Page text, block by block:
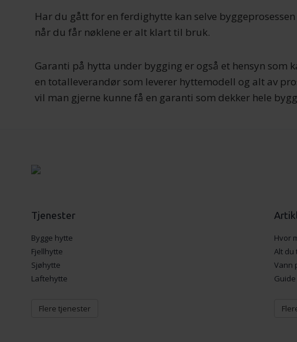
Har du gått for en ferdighytte kan selve
når du får nøklene er alt klart til bruk.
Garanti på hytta under bygging er også et hensyn som
en totalleverandør som leverer hyttemodell og alt av
vil man gjerne kunne få en garanti som dekker hele
Tjenester
Bygge hytte
Fjellhytte
Sjøhytte
Laftehytte
Flere tjenester
Hvor
Alt du
Vann